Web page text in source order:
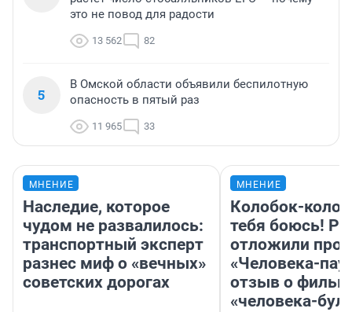
это не повод для радости
13 562 82
5
В Омской области объявили беспилотную
опасность в пятый раз
11 965 33
МНЕНИЕ
Наследие, которое
чудом не развалилось:
транспортный эксперт
разнес миф о «вечных»
советских дорогах
МНЕНИЕ
Колобок-
тебя боюсь!
отложили
«Человека-
отзыв о
«человека-